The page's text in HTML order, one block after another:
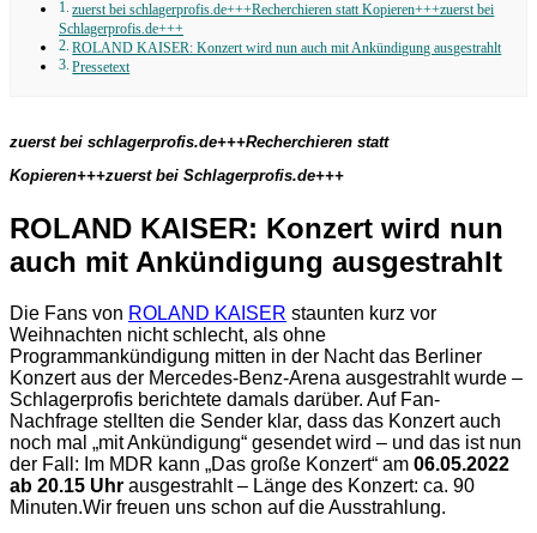
zuerst bei schlagerprofis.de+++Recherchieren statt Kopieren+++zuerst bei
Schlagerprofis.de+++
ROLAND KAISER: Konzert wird nun auch mit Ankündigung ausgestrahlt
Pressetext
zuerst bei schlagerprofis.de+++Recherchieren statt
Kopieren+++zuerst bei Schlagerprofis.de+++
ROLAND KAISER: Konzert wird nun
auch mit Ankündigung ausgestrahlt
Die Fans von ROLAND KAISER staunten kurz vor
Weihnachten nicht schlecht, als ohne
Programmankündigung mitten in der Nacht das Berliner
Konzert aus der Mercedes-Benz-Arena ausgestrahlt wurde –
Schlagerprofis berichtete damals darüber. Auf Fan-
Nachfrage stellten die Sender klar, dass das Konzert auch
noch mal „mit Ankündigung“ gesendet wird – und das ist nun
der Fall: Im MDR kann „Das große Konzert“ am 06.05.2022
ab 20.15 Uhr ausgestrahlt – Länge des Konzert: ca. 90
Minuten.Wir freuen uns schon auf die Ausstrahlung.